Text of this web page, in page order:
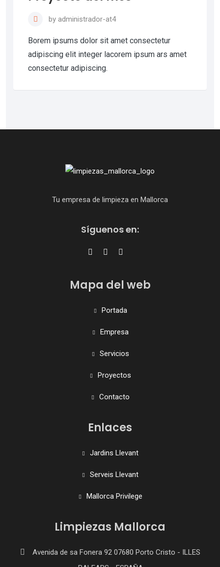
by administrador-at4
Borem ipsums dolor sit amet consectetur
adipiscing elit integer lacorem ipsum ars amet
consectetur adipiscing.
Tu empresa de limpieza en Mallorca
Síguenos en:
Mapa del web
Portada
Empresa
Servicios
Proyectos
Contacto
Enlaces
Jardins Llevant
Serveis Llevant
Mallorca Privilege
Limpiezas Mallorca
Avenida de sa Fonera 92 07680 Porto Cristo - ILLES